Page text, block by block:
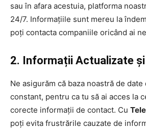
sau în afara acestuia, platforma
24/7. Informațiile sunt mereu la
poți contacta companiile oricând ai
2. Informații Actualizate și
Ne asigurăm că baza noastră de
constant, pentru ca tu să ai acces la
corecte informații de contact. Cu
poți evita frustrările cauzate de